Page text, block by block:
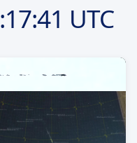
UTC